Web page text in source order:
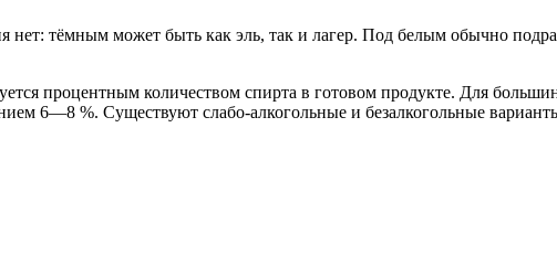
тёмным может быть как эль, так и лагер. Под белым обычно
процентным количеством спирта в готовом продукте. Для
6—8 %. Существуют слабо-алкогольные и безалкогольные